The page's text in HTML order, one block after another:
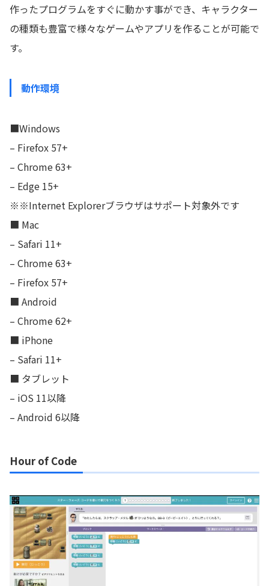
作ったプログラムをすぐに動かす事ができ、キャラクター
の種類も豊富で様々なゲームやアプリを作ることが可能で
す。
動作環境
■Windows
– Firefox 57+
– Chrome 63+
– Edge 15+
※※Internet Explorerブラウザはサポート対象外です
■ Mac
– Safari 11+
– Chrome 63+
– Firefox 57+
■ Android
– Chrome 62+
■ iPhone
– Safari 11+
■ タブレット
– iOS 11以降
– Android 6以降
Hour of Code